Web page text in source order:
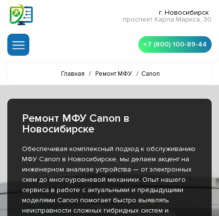
г. Новосибирск
проспект Карла Маркса, 30
+7 (800) 100-89-44
Главная / Ремонт МФУ / Canon
Ремонт МФУ Canon в
Новосибирске
Обеспечивая комплексный подход к обслуживанию
МФУ Canon в Новосибирске, мы делаем акцент на
инженерном анализе устройства — от электронных
схем до многоуровневой механики. Опыт нашего
сервиса в работе с актуальными и предыдущими
моделями Canon помогает быстро выявлять
неисправности сложных гибридных систем и